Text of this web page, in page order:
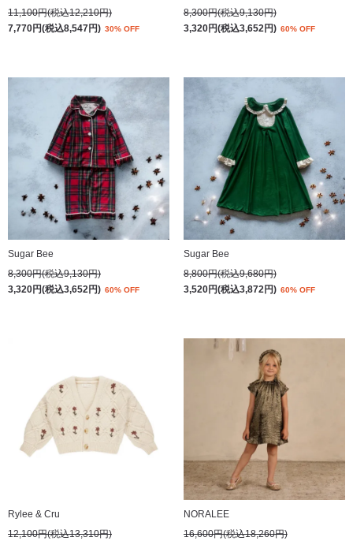
11,100円(税込12,210円)
7,770円(税込8,547円) 30% OFF
8,300円(税込9,130円)
3,320円(税込3,652円) 60% OFF
Sugar Bee
8,300円(税込9,130円)
3,320円(税込3,652円) 60% OFF
Sugar Bee
8,800円(税込9,680円)
3,520円(税込3,872円) 60% OFF
Rylee & Cru
12,100円(税込13,310円)
NORALEE
16,600円(税込18,260円)